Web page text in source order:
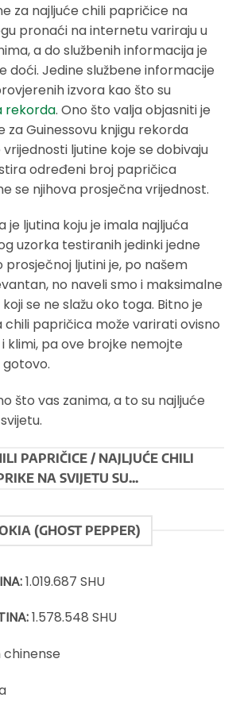
za najljuće chili papričice na
pronaći na internetu variraju u
a do službenih informacija je
doći. Jedine službene informacije
izvora kao što su
rekorda. Ono što valja objasniti je
za Guinessovu knjigu rekorda
ljutine koje se dobivaju
određeni broj papričica
se njihova prosječna vrijednost.
je ljutina koju je imala najljuća
uzorka testiranih jedinki jedne
ljutini je, po našem
no naveli smo i maksimalne
se ne slažu oko toga. Bitno je
chili papričica može varirati ovisno
klimi, pa ove brojke nemojte
što vas zanima, a to su najljuće
PAPRIČICE / NAJLJUĆE CHILI
NA SVIJETU SU...
(GHOST PEPPER)
1.019.687 SHU
1.578.548 SHU